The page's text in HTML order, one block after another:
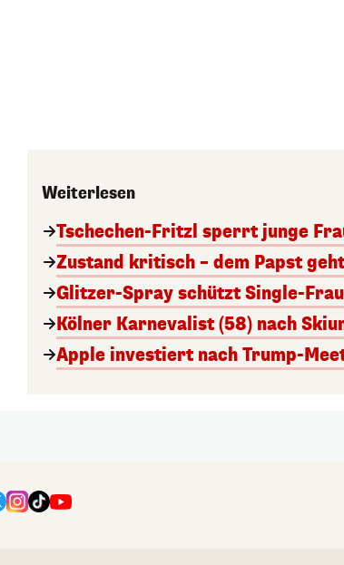
Weiterlesen
Tschechen-Fritzl sperrt junge
Zustand kritisch – dem Papst
Glitzer-Spray schützt Single-
Kölner Karnevalist (58) nach
Apple investiert nach Trump-